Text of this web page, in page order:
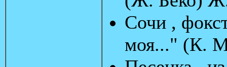
Сочи ,
моя..." (К.